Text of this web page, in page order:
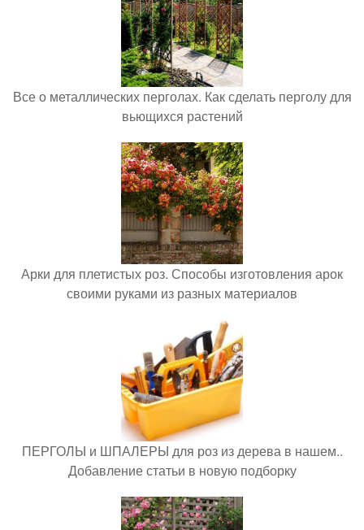
Все о металлических перголах. Как сделать перголу для
вьющихся растений
Арки для плетистых роз. Способы изготовления арок
своими руками из разных материалов
ПЕРГОЛЫ и ШПАЛЕРЫ для роз из дерева в нашем..
Добавление статьи в новую подборку